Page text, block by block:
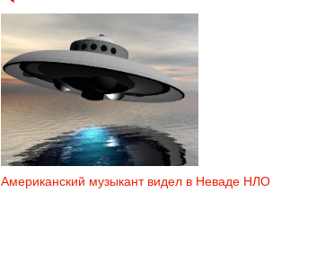
Американский музыкант видел в Неваде НЛО